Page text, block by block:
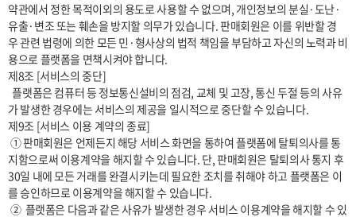
약관에서 정한 목적이외의 용도로 사용할 수 없으며, 개인정보의 분실·도난·
유출·변조 또는 훼손을 방지할 의무가 있습니다. 판매회원은 이를 위반할 경
우 관련 법령에 의한 모든 민·형사상의 법적 책임을 부담하고 자신의 노력과 비
용으로 플랫폼을 면책시켜야 합니다.
제8조 [서비스의 중단]
  플랫폼은 컴퓨터 등 정보통신설비의 점검, 교체 및 고장, 통신 두절 등의 사유
가 발생한 경우에는 서비스의 제공을 일시적으로 중단할 수 있습니다.
제9조 [서비스 이용 계약의 종료]
지함으로써 이용계약을 해지할 수 있습니다. 단, 판매회원은 탈퇴의사 통지 후
30일 내에 모든 거래를 완결시키는데 필요한 조치를 취해야 하고 플랫폼은 이
를 승인하므로 이용계약을 해지할 수 있습니다.